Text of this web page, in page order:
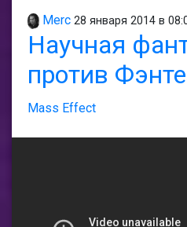
Merc 28 января 2014 в
Научная
против
Mass Effect